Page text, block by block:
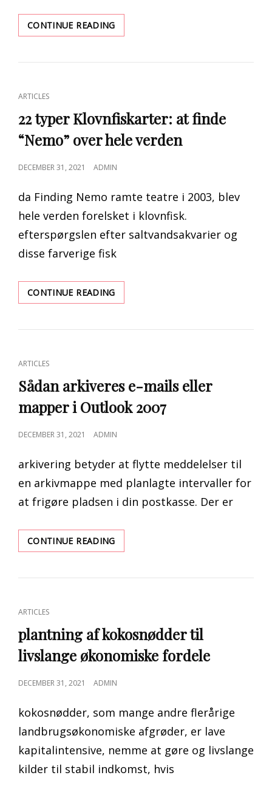
CONTINUE READINGPERMANENT
OPHOLDSTILLADELSE
KORT
CAT
LINKS
ARTICLES
22 typer Klovnfiskarter: at finde
“Nemo” over hele verden
POSTED
DECEMBER 31, 2021 ADMIN
da Finding Nemo ramte teatre i 2003, blev
hele verden forelsket i klovnfisk.
efterspørgslen efter saltvandsakvarier og
disse farverige fisk
CONTINUE READING22
TYPER
AT
HELE
VERDEN
CAT
LINKS
ARTICLES
Sådan arkiveres e-mails eller
mapper i Outlook 2007
POSTED
DECEMBER 31, 2021 ADMIN
arkivering betyder at flytte meddelelser til
en arkivmappe med planlagte intervaller for
at frigøre pladsen i din postkasse. Der er
CONTINUE READINGSÅDAN
ARKIVERES
MAILS
OUTLOOK
2007
CAT
LINKS
ARTICLES
plantning af kokosnødder til
livslange økonomiske fordele
POSTED
DECEMBER 31, 2021 ADMIN
kokosnødder, som mange andre flerårige
landbrugsøkonomiske afgrøder, er lave
kapitalintensive, nemme at gøre og livslange
kilder til stabil indkomst, hvis